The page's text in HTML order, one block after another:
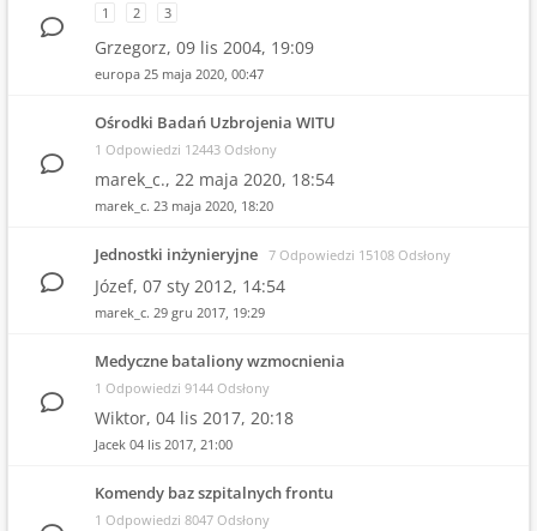
1
2 3
Grzegorz, 09 lis 2004, 19:09
europa 25 maja 2020, 00:47
Ośrodki Badań Uzbrojenia WITU
1 Odpowiedzi 12443 Odsłony
marek_c., 22 maja 2020, 18:54
marek_c. 23 maja 2020, 18:20
Jednostki inżynieryjne 7 Odpowiedzi 15108 Odsłony
Józef, 07 sty 2012, 14:54
marek_c. 29 gru 2017, 19:29
Medyczne bataliony wzmocnienia
1 Odpowiedzi 9144 Odsłony
Wiktor, 04 lis 2017, 20:18
Jacek 04 lis 2017, 21:00
Komendy baz szpitalnych frontu
1 Odpowiedzi 8047 Odsłony